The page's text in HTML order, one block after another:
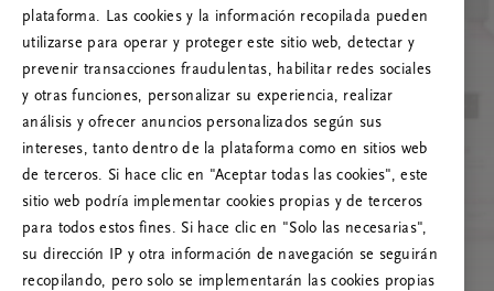
RITUALS 500
¡Vaya! Error de servidor
Prueba a actualizar esta página o, si el
problema persiste, ponte en contacto con
nosotros.
plataforma. Las cookies y la información recopilada pueden
utilizarse para operar y proteger este sitio web, detectar y
prevenir transacciones fraudulentas, habilitar redes sociales
y otras funciones, personalizar su experiencia, realizar
análisis y ofrecer anuncios personalizados según sus
intereses, tanto dentro de la plataforma como en sitios web
de terceros. Si hace clic en "Aceptar todas las cookies", este
sitio web podría implementar cookies propias y de terceros
para todos estos fines. Si hace clic en "Solo las necesarias",
su dirección IP y otra información de navegación se seguirán
recopilando, pero solo se implementarán las cookies propias